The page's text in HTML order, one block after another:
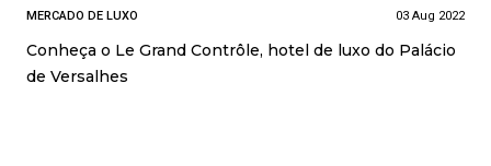
MERCADO DE LUXO 03 Aug 2022
Conheça o Le Grand Contrôle, hotel de luxo do Palácio
de Versalhes